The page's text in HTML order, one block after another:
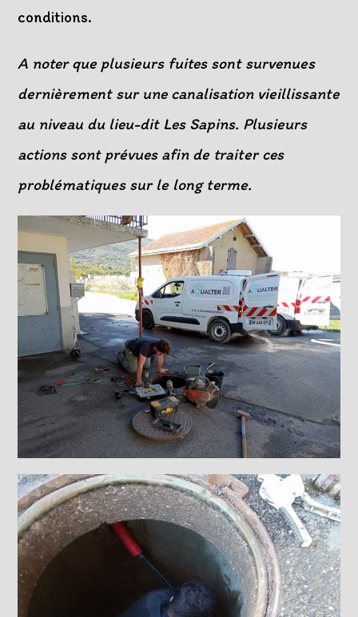
conditions.
A noter que plusieurs fuites sont survenues
dernièrement sur une canalisation vieillissante
au niveau du lieu-dit Les Sapins. Plusieurs
actions sont prévues afin de traiter ces
problématiques sur le long terme.